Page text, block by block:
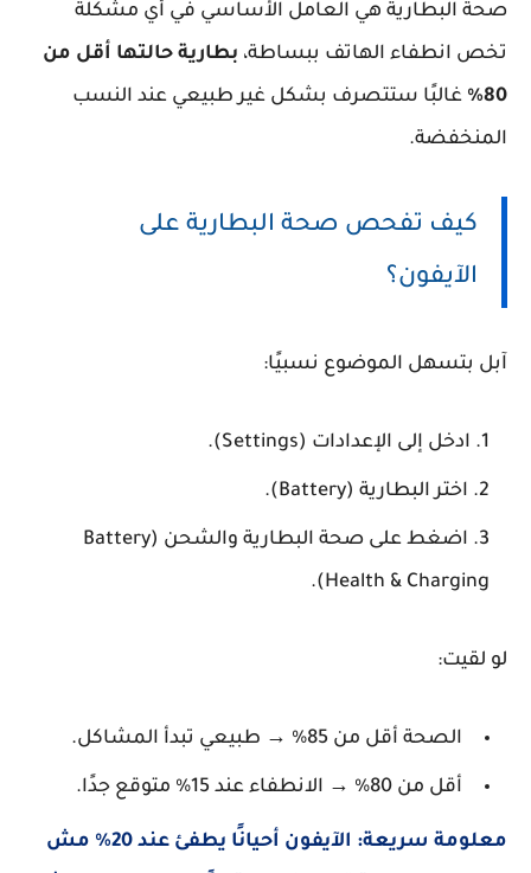
صحة البطارية هي العامل الأساسي في أي مشكلة
تخص انطفاء الهاتف ببساطة، بطارية حالتها أقل من
80%
غالبًا ستتصرف بشكل غير طبيعي عند النسب
المنخفضة.
كيف تفحص صحة البطارية على
الآيفون؟
آبل بتسهل الموضوع نسبيًا:
ادخل إلى الإعدادات (Settings).
اختر البطارية (Battery).
اضغط على صحة البطارية والشحن (Battery
Health & Charging).
لو لقيت:
الصحة أقل من 85% → طبيعي تبدأ المشاكل.
أقل من 80% → الانطفاء عند 15% متوقع جدًا.
معلومة سريعة
: الآيفون أحيانًا يطفئ عند 20% مش